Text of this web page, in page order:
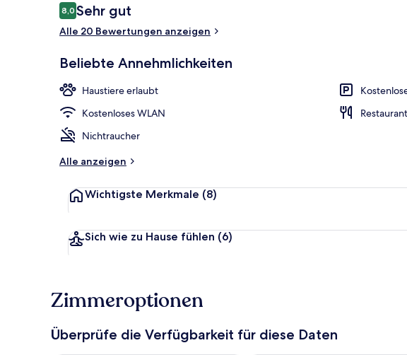
Bewertungen
8,08,0 von 10.
Sehr gut
Alle 20 Bewertungen anzeigen
Beliebte Annehmlichkeiten
Haustiere erlaubt
Kostenloses WLAN
Restaurant
Nichtraucher
Alle anzeigen
Wichtigste Merkmale (8)
Sich wie zu Hause fühlen (6)
Zimmeroptionen
Überprüfe die Verfügbarkeit für diese Daten